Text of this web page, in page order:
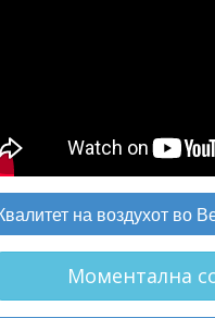
на воздухот во
Моментална